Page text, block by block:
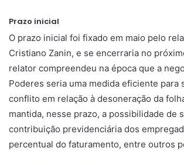
Prazo inicial
O prazo inicial foi fixado em maio pelo
Cristiano Zanin, e se encerraria no
relator compreendeu na época que a
Poderes seria uma medida eficiente para
conflito em relação à desoneração da
mantida, nesse prazo, a possibilidade de
contribuição previdenciária dos
percentual do faturamento, entre outros